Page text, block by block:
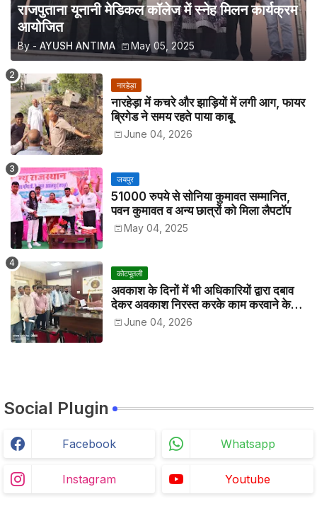
राजपुताना यूनानी मेडिकल कॉलेज में स्नेह मिलन कार्यक्रम
आयोजित
By - AYUSH ANTIMA May 05, 2025
नारहेड़ा
नारहेड़ा में कचरे और झाड़ियों में लगी आग, फायर
ब्रिगेड ने समय रहते पाया काबू
June 04, 2026
जयपुर
51000 रुपये से सोनिया कुमावत सम्मानित,
पवन कुमावत व अन्य छात्रों को मिला लैपटॉप
May 04, 2025
कोटपूतली
अवकाश के दिनों में भी अधिकारियों द्वारा दबाव
देकर अवकाश निरस्त करके काम करवाने के
विरोध में कर्मचारियों ने जिला कलेक्टर को सीएस
के नाम दिया ज्ञापन
June 04, 2026
Social Plugin
Facebook Whatsapp
Instagram Youtube